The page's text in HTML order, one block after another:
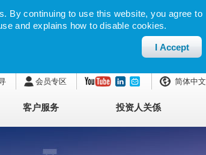
By continuing to use this website, you agree to
and explains how to disable cookies.
I Accept
会员专区 简体中文
客户服务 投资人关係